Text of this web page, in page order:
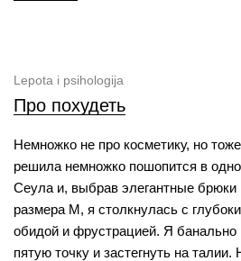
Lepota i psihologija
Про похудеть
Немножко не про косметику, но
решила немножко пошопится в
Сеула и, выбрав элегантные брюки
размера М, я столкнулась с
обидой и фрустрацией. Я банально
пятую точку и застегнуть на